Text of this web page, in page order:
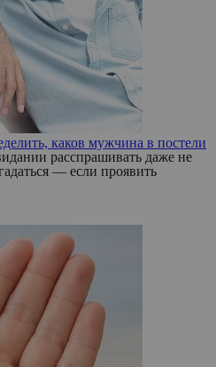
каков мужчина в постели
расспрашивать даже не
— если проявить